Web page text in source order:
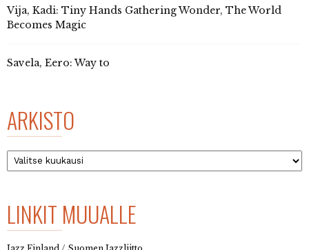
Vija, Kadi: Tiny Hands Gathering Wonder, The World
Becomes Magic
Savela, Eero: Way to
ARKISTO
Arkisto
LINKIT MUUALLE